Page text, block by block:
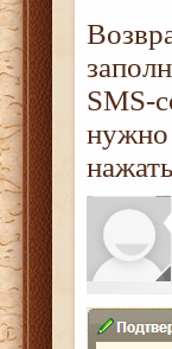
SMS-
нужно